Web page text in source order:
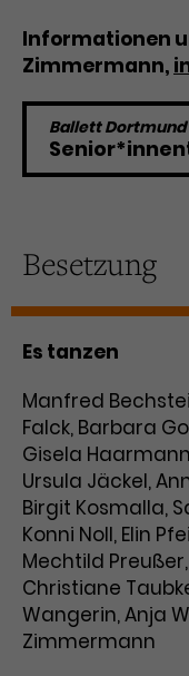
Informationen
Zimmermann,
Ballett Dortmund
Besetzung
Es tanzen
Manfred
Falck, Barbara
Gisela
Ursula Jäckel,
Birgit Kosmalla,
Konni Noll, Elin
Mechtild
Christiane
Wangerin, Anja
Zimmermann